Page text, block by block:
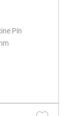
Pin